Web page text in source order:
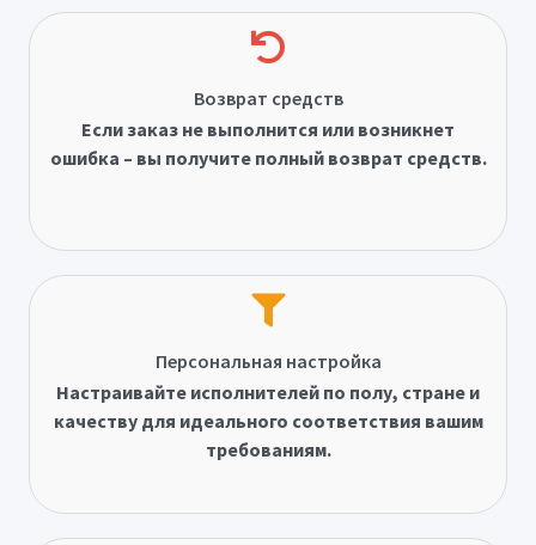
Возврат средств
Если заказ не выполнится или возникнет
ошибка – вы получите полный возврат средств.
Персональная настройка
Настраивайте исполнителей по полу, стране и
качеству для идеального соответствия вашим
требованиям.